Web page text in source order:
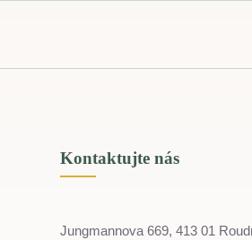
Kontaktujte nás
Jungmannova 669, 413 01